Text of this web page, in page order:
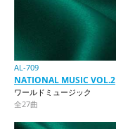
AL-709
NATIONAL MUSIC VOL.2
ワールドミュージック
全27曲